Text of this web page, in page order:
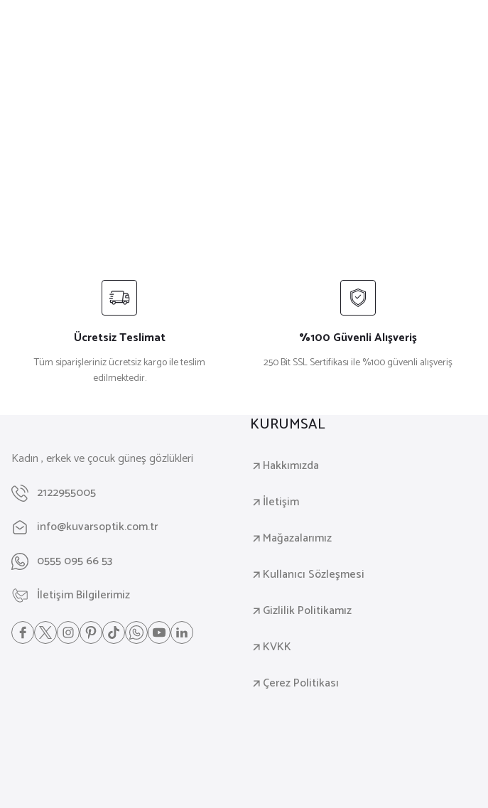
Ücretsiz Teslimat
Tüm siparişleriniz ücretsiz kargo ile teslim
edilmektedir.
%100 Güvenli Alışveriş
250 Bit SSL Sertifikası ile %100 güvenli alışveriş
Kadın , erkek ve çocuk güneş gözlükleri
2122955005
info@kuvarsoptik.com.tr
0555 095 66 53
İletişim Bilgilerimiz
KURUMSAL
Hakkımızda
İletişim
Mağazalarımız
Kullanıcı Sözleşmesi
Gizlilik Politikamız
KVKK
Çerez Politikası